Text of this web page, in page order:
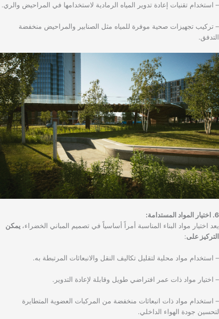
– استخدام تقنيات إعادة تدوير المياه الرمادية لاستخدامها في المراحيض والري.
– تركيب تجهيزات صحية موفرة للمياه مثل الصنابير والمراحيض منخفضة
التدفق.
6. اختيار المواد المستدامة:
يعد اختيار مواد البناء المناسبة أمراً أساسياً في تصميم المباني الخضراء، يمكن
التركيز على:
– استخدام مواد محلية لتقليل تكاليف النقل والانبعاثات المرتبطة به.
– اختيار مواد ذات عمر افتراضي طويل وقابلة لإعادة التدوير.
– استخدام مواد ذات انبعاثات منخفضة من المركبات العضوية المتطايرة
لتحسين جودة الهواء الداخلي.